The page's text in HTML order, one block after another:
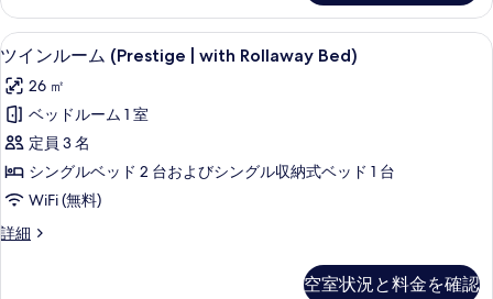
+
1
Child)
の
す
べ
て
の
写
ー
ム
(Prestige
2
Adults
Child)
の
詳
細
ツ
イ
ン
ル
ー
ム
(Prestige
|
1 室のベッドルーム、高級寝具、羽
5
ツインルーム (Prestige | with Rollaway Bed)
26 ㎡
ベッドルーム 1 室
定員 3 名
シングルベッド 2 台およびシングル収納式ベッド 1 台
WiFi (無料)
詳細
ツ
空室状況と料金を確認